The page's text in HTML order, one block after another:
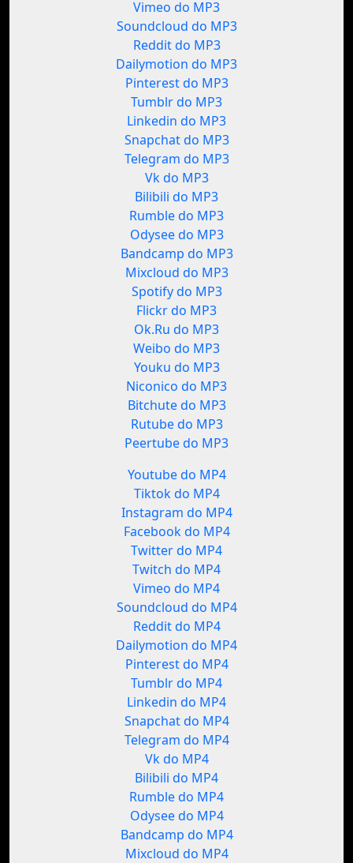
Vimeo do MP3
Soundcloud do MP3
Reddit do MP3
Dailymotion do MP3
Pinterest do MP3
Tumblr do MP3
Linkedin do MP3
Snapchat do MP3
Telegram do MP3
Vk do MP3
Bilibili do MP3
Rumble do MP3
Odysee do MP3
Bandcamp do MP3
Mixcloud do MP3
Spotify do MP3
Flickr do MP3
Ok.Ru do MP3
Weibo do MP3
Youku do MP3
Niconico do MP3
Bitchute do MP3
Rutube do MP3
Peertube do MP3
Youtube do MP4
Tiktok do MP4
Instagram do MP4
Facebook do MP4
Twitter do MP4
Twitch do MP4
Vimeo do MP4
Soundcloud do MP4
Reddit do MP4
Dailymotion do MP4
Pinterest do MP4
Tumblr do MP4
Linkedin do MP4
Snapchat do MP4
Telegram do MP4
Vk do MP4
Bilibili do MP4
Rumble do MP4
Odysee do MP4
Bandcamp do MP4
Mixcloud do MP4